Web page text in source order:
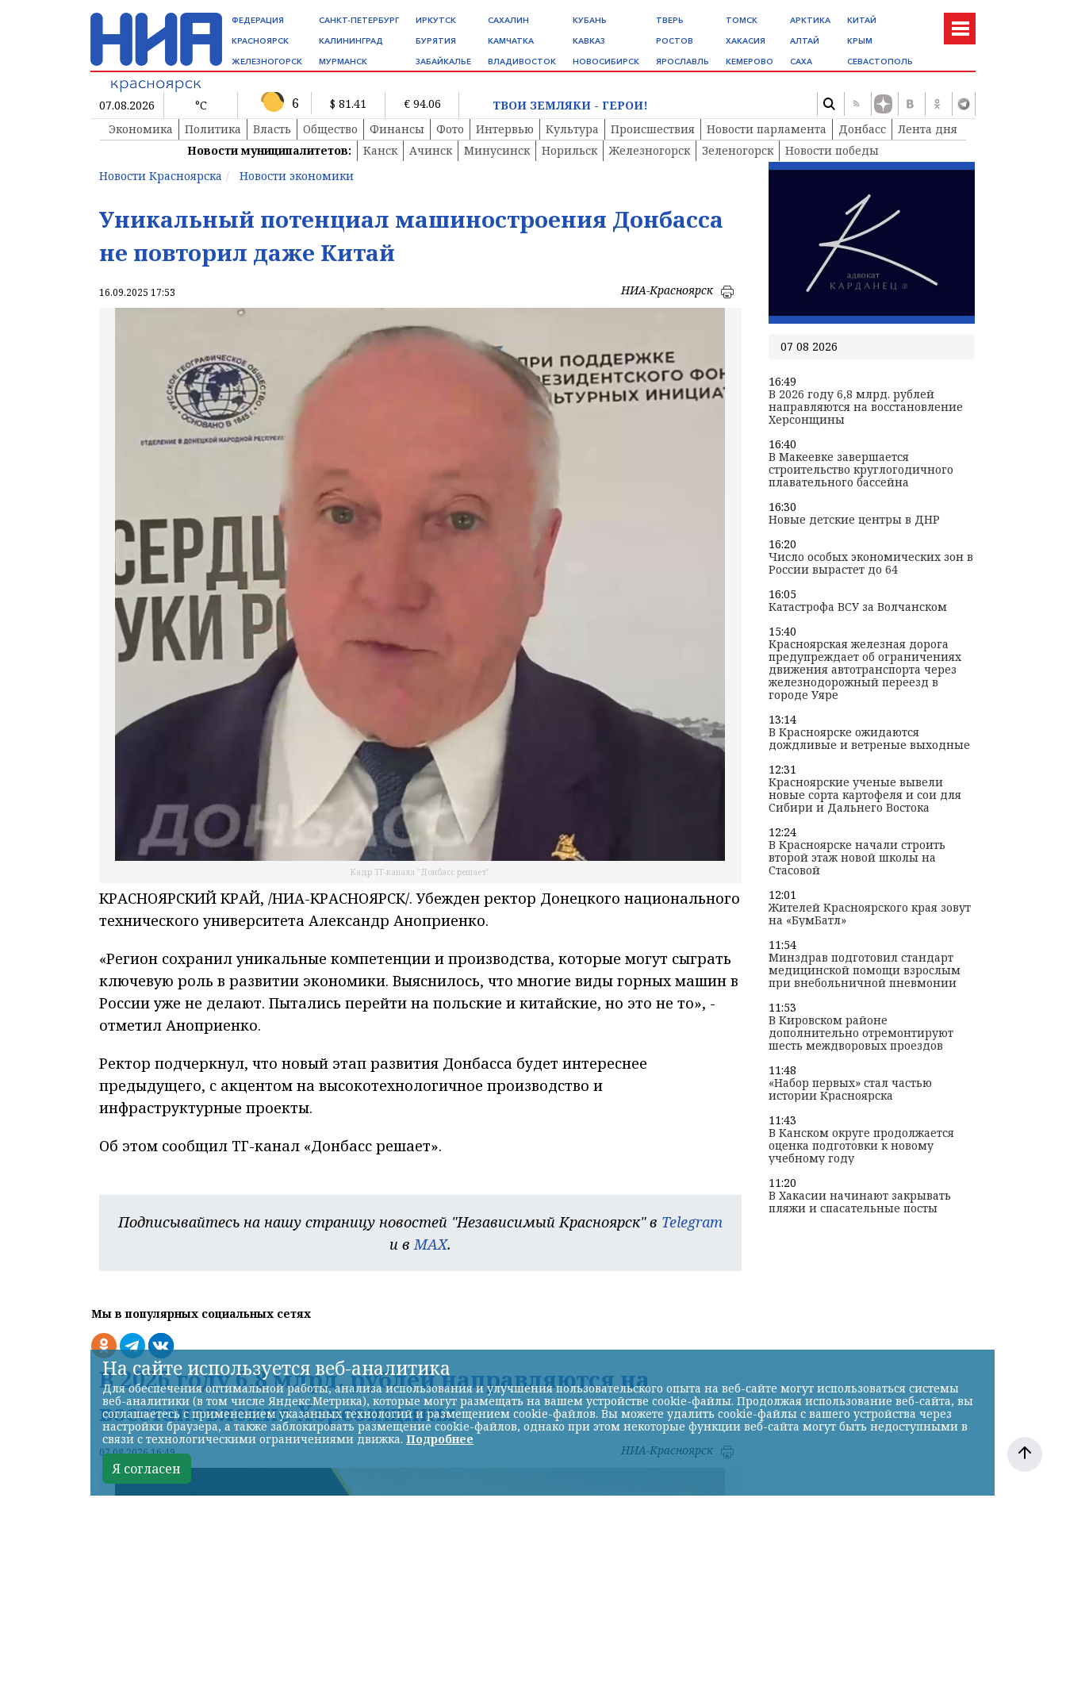
ФЕДЕРАЦИЯ
КРАСНОЯРСК
ЖЕЛЕЗНОГОРСК
САНКТ-ПЕТЕРБУРГ
КАЛИНИНГРАД
МУРМАНСК
ИРКУТСК
БУРЯТИЯ
ЗАБАЙКАЛЬЕ
САХАЛИН
КАМЧАТКА
ВЛАДИВОСТОК
КУБАНЬ
КАВКАЗ
НОВОСИБИРСК
ТВЕРЬ
РОСТОВ
ЯРОСЛАВЛЬ
ТОМСК
ХАКАСИЯ
КЕМЕРОВО
АРКТИКА
АЛТАЙ
САХА
КИТАЙ
КРЫМ
СЕВАСТОПОЛЬ
07.08.2026 °C 6 $ 81.41 € 94.06
ТВОИ ЗЕМЛЯКИ - ГЕРОИ!
Экономика
Политика Власть Общество Финансы Фото Интервью Культура Происшествия Новости парламента Донбасс
Лента дня
Новости муниципалитетов:
Канск Ачинск Минусинск Норильск Железногорск Зеленогорск
Новости победы
Новости Красноярска
Новости экономики
Уникальный потенциал машиностроения Донбасса
не повторил даже Китай
16.09.2025 17:53 НИА-Красноярск
Кадр ТГ-канала "Донбасс решает"
КРАСНОЯРСКИЙ КРАЙ, /НИА-КРАСНОЯРСК/. Убежден ректор Донецкого национального
технического университета Александр Аноприенко.
«Регион сохранил уникальные компетенции и производства, которые могут сыграть
ключевую роль в развитии экономики. Выяснилось, что многие виды горных машин в
России уже не делают. Пытались перейти на польские и китайские, но это не то», -
отметил Аноприенко.
Ректор подчеркнул, что новый этап развития Донбасса будет интереснее
предыдущего, с акцентом на высокотехнологичное производство и
инфраструктурные проекты.
Об этом сообщил ТГ-канал «Донбасс решает».
Подписывайтесь на нашу страницу новостей "Независимый Красноярск" в Telegram
и в MAX.
Мы в популярных социальных сетях
В 2026 году 6,8 млрд. рублей направляются на
восстановление Херсонщины
07.08.2026 16:49 НИА-Красноярск
07 08 2026
16:49
В 2026 году 6,8 млрд. рублей
направляются на восстановление
Херсонщины
16:40
В Макеевке завершается
строительство круглогодичного
плавательного бассейна
16:30
Новые детские центры в ДНР
16:20
Число особых экономических зон в
России вырастет до 64
16:05
Катастрофа ВСУ за Волчанском
15:40
Красноярская железная дорога
предупреждает об ограничениях
движения автотранспорта через
железнодорожный переезд в
городе Уяре
13:14
В Красноярске ожидаются
дождливые и ветреные выходные
12:31
Красноярские ученые вывели
новые сорта картофеля и сои для
Сибири и Дальнего Востока
12:24
В Красноярске начали строить
второй этаж новой школы на
Стасовой
12:01
Жителей Красноярского края зовут
на «БумБатл»
11:54
Минздрав подготовил стандарт
медицинской помощи взрослым
при внебольничной пневмонии
11:53
В Кировском районе
дополнительно отремонтируют
шесть междворовых проездов
11:48
«Набор первых» стал частью
истории Красноярска
11:43
В Канском округе продолжается
оценка подготовки к новому
учебному году
11:20
В Хакасии начинают закрывать
пляжи и спасательные посты
На сайте используется веб-аналитика
Для обеспечения оптимальной работы, анализа использования и улучшения пользовательского опыта на веб-сайте могут использоваться системы
веб-аналитики (в том числе Яндекс.Метрика), которые могут размещать на вашем устройстве cookie-файлы. Продолжая использование веб-сайта, вы
соглашаетесь с применением указанных технологий и размещением cookie-файлов. Вы можете удалить cookie-файлы с вашего устройства через
настройки браузера, а также заблокировать размещение cookie-файлов, однако при этом некоторые функции веб-сайта могут быть недоступными в
связи с технологическими ограничениями движка. Подробнее
Я согласен